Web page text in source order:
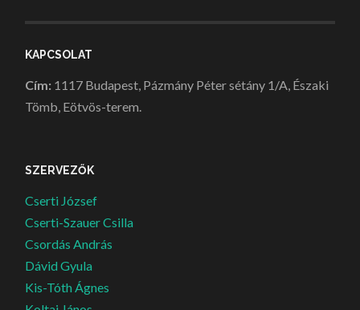
KAPCSOLAT
Cím: 1117 Budapest, Pázmány Péter sétány 1/A, Északi
Tömb, Eötvös-terem.
SZERVEZŐK
Cserti József
Cserti-Szauer Csilla
Csordás András
Dávid Gyula
Kis-Tóth Ágnes